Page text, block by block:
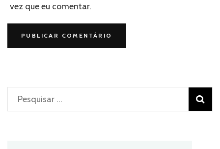
vez que eu comentar.
Pesquisar
por: